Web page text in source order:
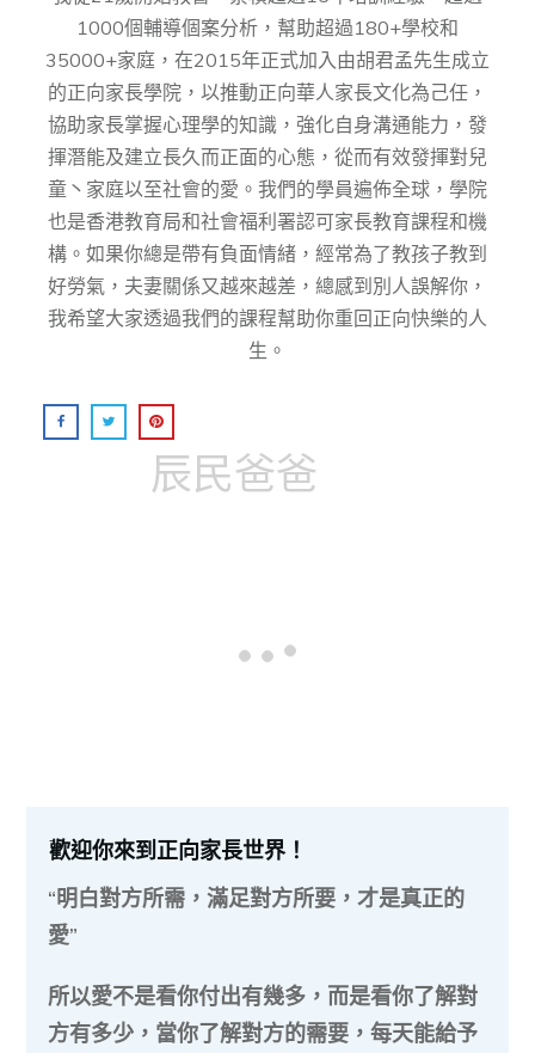
1000個輔導個案分析，幫助超過180+學校和
35000+家庭，在2015年正式加入由胡君孟先⽣成⽴
的正向家⻑學院，以推動正向華⼈家⻑⽂化為⼰任，
協助家⻑掌握⼼理學的知識，強化⾃身溝通能⼒，發
揮潛能及建⽴⻑久⽽正⾯的⼼態，從而有效發揮對兒
童丶家庭以至社會的愛。我們的學員遍佈全球，學院
也是香港教育局和社會福利署認可家長教育課程和機
構。如果你總是帶有負面情緒，經常為了教孩子教到
好勞氣，夫妻關係又越來越差，總感到別人誤解你，
我希望大家透過我們的課程幫助你重回正向快樂的人
生。
辰民爸爸
歡迎你來到正向家長世界！
“明白對方所需，滿足對方所要，才是真正的
愛”
所以愛不是看你付出有幾多，而是看你了解對
方有多少，當你了解對方的需要，每天能給予